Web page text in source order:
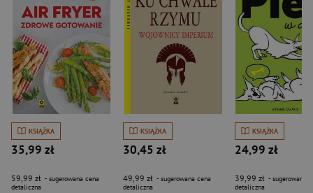
KSIĄŻKA
35,99 zł
59,99 zł - sugerowana cena
detaliczna
KSIĄŻKA
30,45 zł
49,99 zł - sugerowana cena
detaliczna
KSIĄŻKA
24,99 zł
39,99 zł - sugerowana
detaliczna